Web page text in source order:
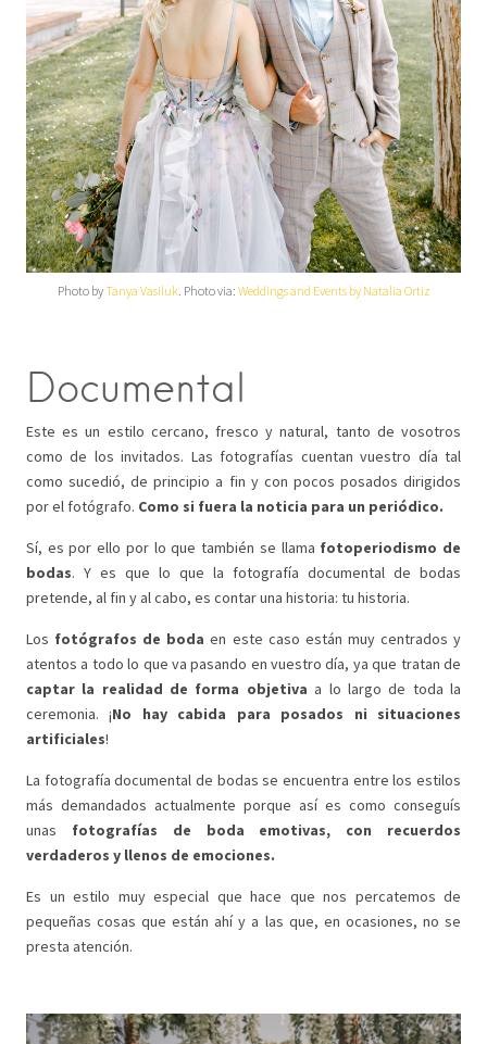
Photo byTanya Vasiluk. Photo via: Weddings and Events by Natalia Ortiz
Documental
Este es un estilo cercano, fresco y natural, tanto de vosotros
como de los invitados. Las fotografías cuentan vuestro día tal
como sucedió, de principio a fin y con pocos posados dirigidos
por el fotógrafo. Como si fuera la noticia para un periódico.
Sí, es por ello por lo que también se llama fotoperiodismo de
bodas. Y es que lo que la fotografía documental de bodas
pretende, al fin y al cabo, es contar una historia: tu historia.
Los fotógrafos de boda en este caso están muy centrados y
atentos a todo lo que va pasando en vuestro día, ya que tratan de
captar la realidad de forma objetiva a lo largo de toda la
ceremonia. ¡No hay cabida para posados ni situaciones
artificiales!
La fotografía documental de bodas se encuentra entre los estilos
más demandados actualmente porque así es como conseguís
unas fotografías de boda emotivas, con recuerdos
verdaderos y llenos de emociones.
Es un estilo muy especial que hace que nos percatemos de
pequeñas cosas que están ahí y a las que, en ocasiones, no se
presta atención.